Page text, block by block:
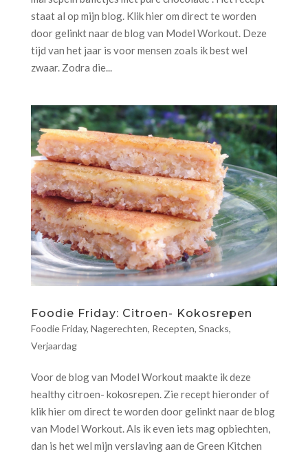
staat al op mijn blog. Klik hier om direct te worden
door gelinkt naar de blog van Model Workout. Deze
tijd van het jaar is voor mensen zoals ik best wel
zwaar. Zodra die...
Foodie Friday: Citroen- Kokosrepen
Foodie Friday, Nagerechten, Recepten, Snacks,
Verjaardag
Voor de blog van Model Workout maakte ik deze
healthy citroen- kokosrepen. Zie recept hieronder of
klik hier om direct te worden door gelinkt naar de blog
van Model Workout. Als ik even iets mag opbiechten,
dan is het wel mijn verslaving aan de Green Kitchen